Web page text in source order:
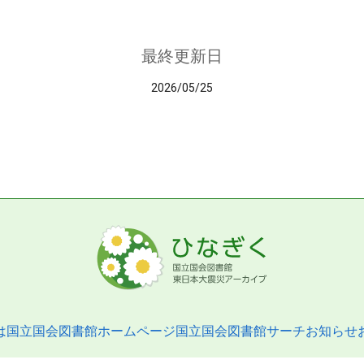
最終更新日
2026/05/25
国立国会図書館ホームページ国立国会図書館サーチお知らせ